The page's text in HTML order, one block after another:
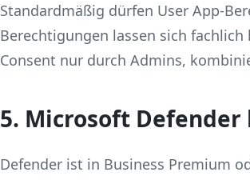
Standardmäßig dürfen User
Berechtigungen lassen sich
Consent nur durch Admins,
5. Microsoft
Defender ist in Business Premium